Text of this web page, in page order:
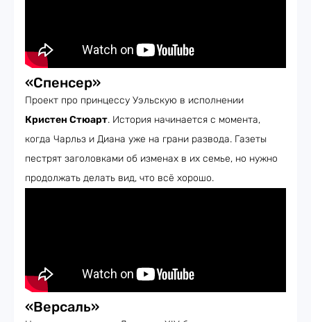
«Спенсер»
Проект про принцессу Уэльскую в исполнении
Кристен Стюарт. История начинается с момента,
когда Чарльз и Диана уже на грани развода. Газеты
пестрят заголовками об изменах в их семье, но нужно
продолжать делать вид, что всё хорошо.
«Версаль»